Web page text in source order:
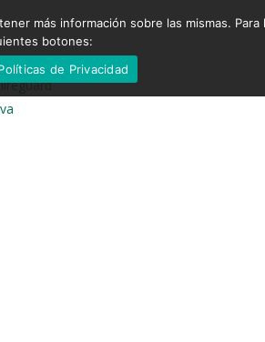
más información sobre las mismas.
botones:
de Privacidad